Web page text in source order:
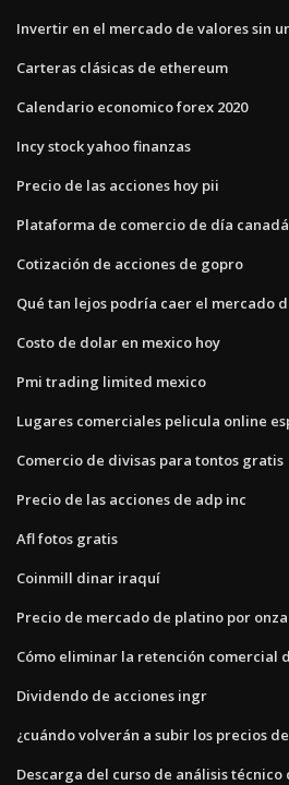
Invertir en el mercado de valores sin
Carteras clásicas de ethereum
Calendario economico forex 2020
Incy stock yahoo finanzas
Precio de las acciones hoy pii
Plataforma de comercio de día canadá
Cotización de acciones de gopro
Qué tan lejos podría caer el mercado
Costo de dolar en mexico hoy
Pmi trading limited mexico
Lugares comerciales pelicula online
Comercio de divisas para tontos gratis
Precio de las acciones de adp inc
Afl fotos gratis
Coinmill dinar iraquí
Precio de mercado de platino por onza
Cómo eliminar la retención comercial
Dividendo de acciones ingr
¿cuándo volverán a subir los precios
Descarga del curso de análisis